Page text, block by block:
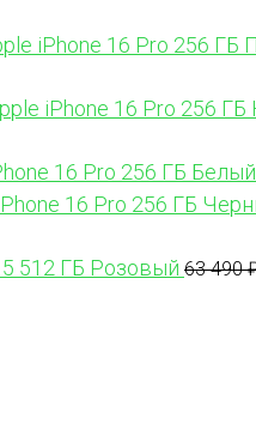
iPhone 16 Pro 256 ГБ
iPhone 16 Pro 256
16 Pro 256 ГБ
16 Pro 256 ГБ
512 ГБ Розовый 63 490